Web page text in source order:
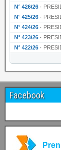
N° 426/26 ·
N° 425/26 ·
N° 424/26 ·
N° 423/26 ·
N° 422/26 ·
Facebook